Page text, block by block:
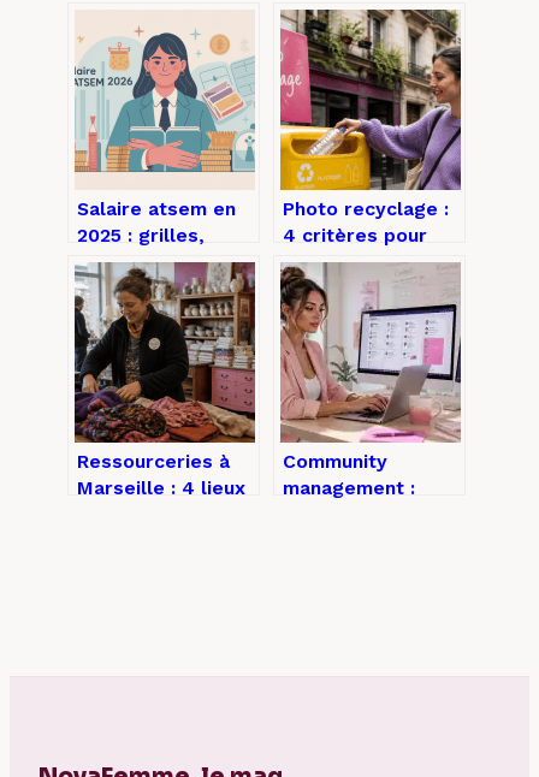
Salaire atsem en
2025 : grilles,
primes et revenus
réels
Photo recyclage :
4 critères pour
éviter les pièges
des banques
d’images gratuites
Ressourceries à
Marseille : 4 lieux
Community
management :